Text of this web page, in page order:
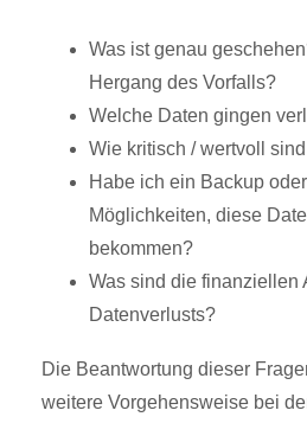
Was ist genau
Hergang des Vorfalls?
Welche Daten gingen
Wie kritisch / wertvoll
Habe ich ein Backup
Möglichkeiten, diese
bekommen?
Was sind die finanziellen
Datenverlusts?
Die Beantwortung dieser
weitere Vorgehensweise bei